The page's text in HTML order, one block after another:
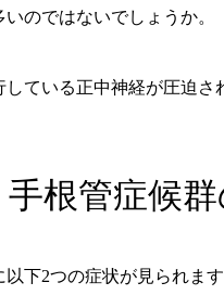
のではないでしょうか。
ている正中神経が圧迫
手根管症候
下2つの症状が見られます